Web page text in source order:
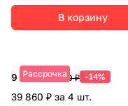
В корзину
Рассрочка
9 965 ₽11 590 ₽ -14%
39 860 ₽ за 4 шт.